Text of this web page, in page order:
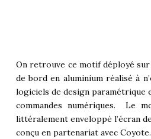
On retrouve ce motif déployé sur
de bord en aluminium réalisé à
logiciels de design paramétrique
commandes numériques. Le
littéralement enveloppé l’écran
conçu en partenariat avec Coyote.